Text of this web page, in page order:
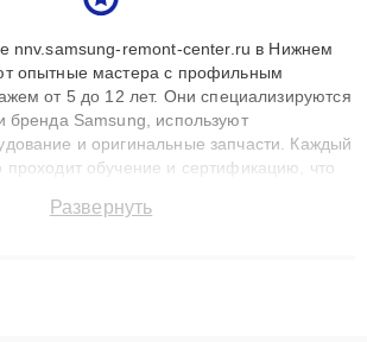
nnv.samsung-remont-center.ru в Нижнем
опытные мастера с профильным
от 5 до 12 лет. Они специализируются
бренда Samsung, используют
и оригинальные запчасти. Каждый
проходит обучение и сертификацию, что
с сохранением гарантии до 3 лет.
Развернуть